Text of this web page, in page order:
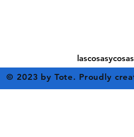
© 2023 by Tote. Proudly